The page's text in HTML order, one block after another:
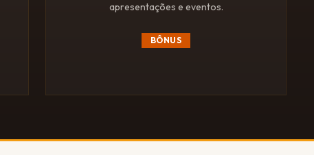
apresentações e eventos.
BÔNUS